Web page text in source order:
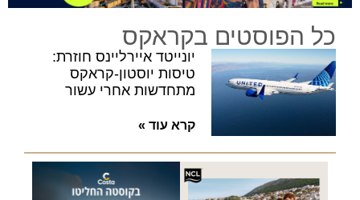
כל הפוסטים בקראקס
יונייטד איירליינס חוזרת:
טיסות יוסטון-קראקס
מתחדשות אחרי עשור
קרא עוד »